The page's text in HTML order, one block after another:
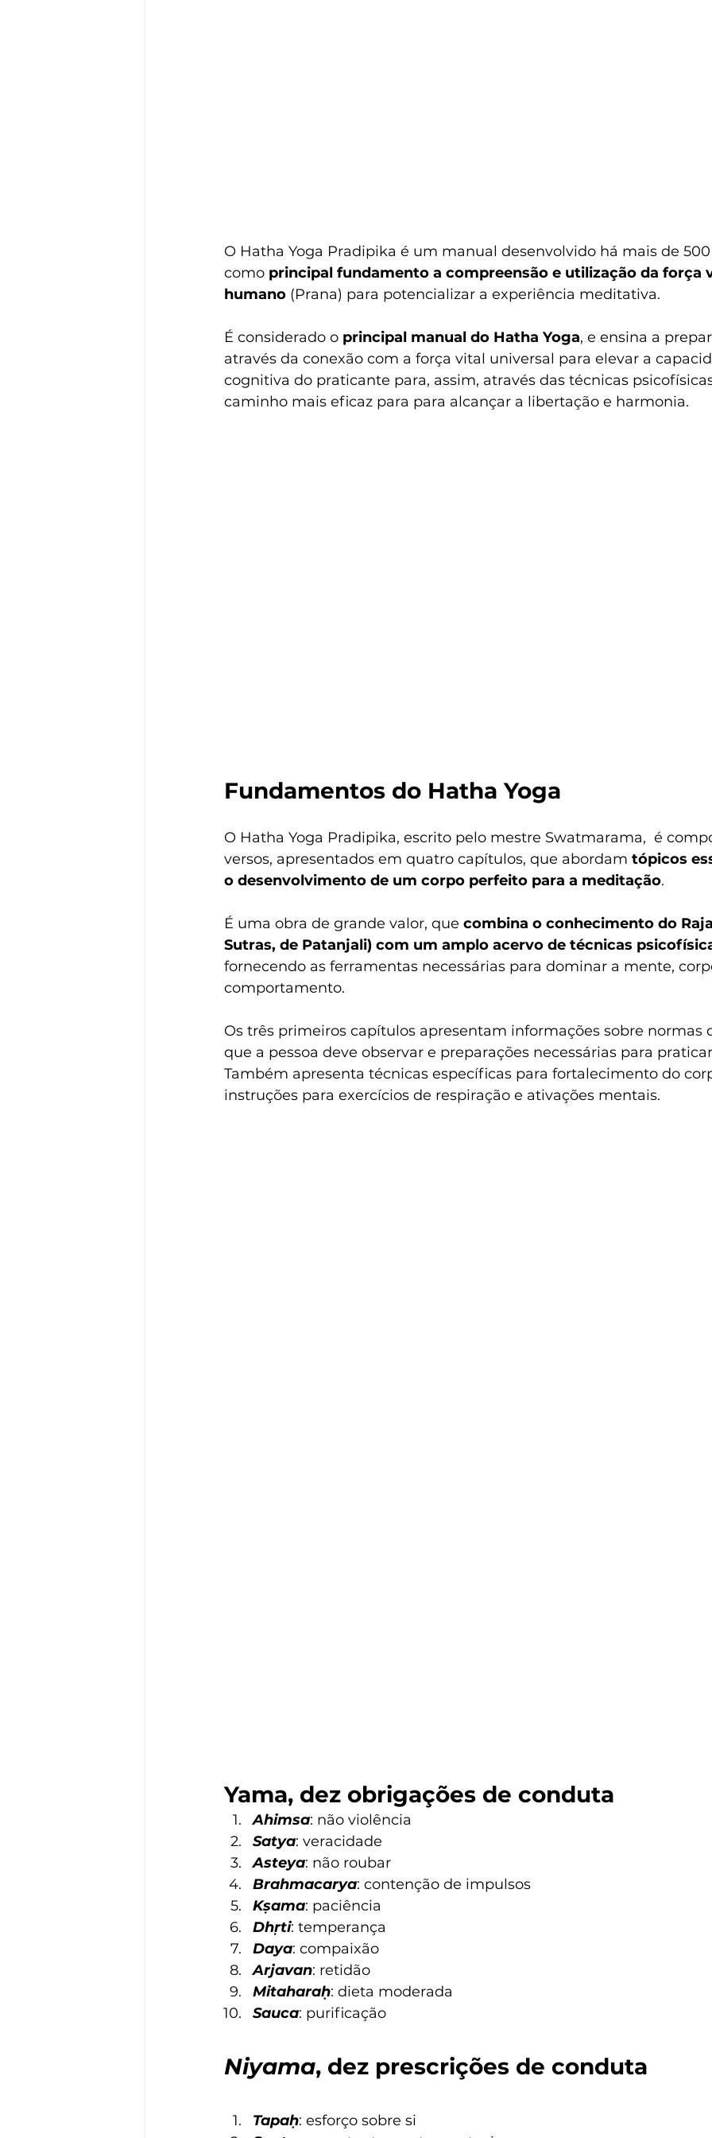
O Hatha Yoga Pradipika é um manual desenvolvido há mais de
como principal fundamento a compreensão e utilização da força
humano (Prana) para potencializar a experiência meditativa.
É considerado o principal manual do Hatha Yoga, e ensina a
através da conexão com a força vital universal para elevar a
cognitiva do praticante para, assim, através das técnicas
caminho mais eficaz para para alcançar a libertação e harmonia.
Fundamentos do Hatha Yoga
O Hatha Yoga Pradipika, escrito pelo mestre Swatmarama,  é
versos, apresentados em quatro capítulos, que abordam tópicos
o desenvolvimento de um corpo perfeito para a meditação.
É uma obra de grande valor, que combina o conhecimento do
Sutras, de Patanjali) com um amplo acervo de técnicas
fornecendo as ferramentas necessárias para dominar a mente,
comportamento.
Os três primeiros capítulos apresentam informações sobre normas
que a pessoa deve observar e preparações necessárias para
Também apresenta técnicas específicas para fortalecimento do
instruções para exercícios de respiração e ativações mentais.
Yama, dez obrigações de conduta
Ahimsa: não violência
Satya: veracidade
Asteya: não roubar
Brahmacarya: contenção de impulsos
Kṣama: paciência
Dhṛti: temperança
Daya: compaixão
Arjavan: retidão
Mitaharaḥ: dieta moderada
Sauca: purificação
Niyama, dez prescrições de conduta
Tapaḥ: esforço sobre si